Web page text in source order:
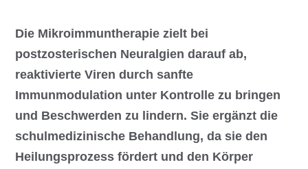
Die Mikroimmuntherapie zielt bei
postzosterischen Neuralgien darauf ab,
reaktivierte Viren durch sanfte
Immunmodulation unter Kontrolle zu bringen
und Beschwerden zu lindern. Sie ergänzt die
schulmedizinische Behandlung, da sie den
Heilungsprozess fördert und den Körper